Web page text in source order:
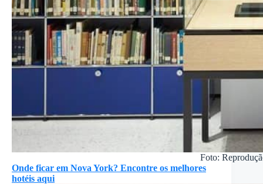
Foto:
Onde ficar em Nova York? Encontre os melhores
hotéis aqui